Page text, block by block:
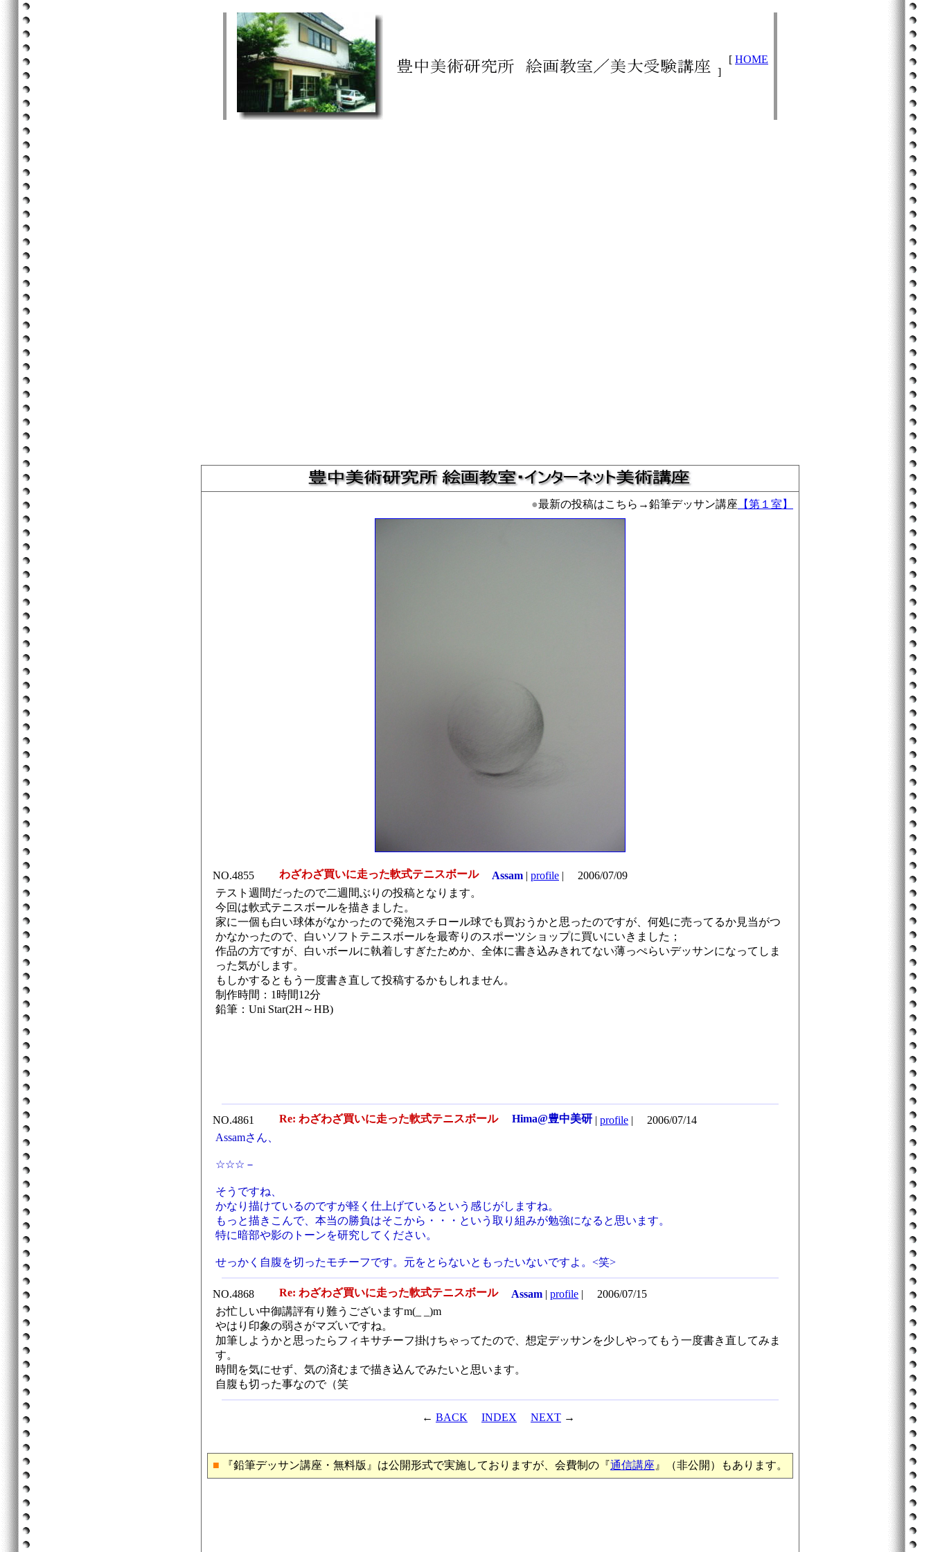
[ HOME
]
●最新の投稿はこちら→鉛筆デッサン講座 【第１室】
NO.4855 わざわざ買いに走った軟式テニスボール Assam | profile |
2006/07/09
テスト週間だったので二週間ぶりの投稿となります。
今回は軟式テニスボールを描きました。
家に一個も白い球体がなかったので発泡スチロール球でも買おうかと思ったのですが、何処に売ってるか見当がつ
かなかったので、白いソフトテニスボールを最寄りのスポーツショップに買いにいきました；
作品の方ですが、白いボールに執着しすぎたためか、全体に書き込みきれてない薄っぺらいデッサンになってしま
った気がします。
もしかするともう一度書き直して投稿するかもしれません。
制作時間：1時間12分
鉛筆：Uni Star(2H～HB)
NO.4861 Re: わざわざ買いに走った軟式テニスボール Hima@豊中美研 | profile |
2006/07/14
Assamさん、
☆☆☆－
そうですね、
かなり描けているのですが軽く仕上げているという感じがしますね。
もっと描きこんで、本当の勝負はそこから・・・という取り組みが勉強になると思います。
特に暗部や影のトーンを研究してください。
せっかく自腹を切ったモチーフです。元をとらないともったいないですよ。<笑>
NO.4868 Re: わざわざ買いに走った軟式テニスボール Assam | profile |
2006/07/15
お忙しい中御講評有り難うございますm(_ _)m
やはり印象の弱さがマズいですね。
加筆しようかと思ったらフィキサチーフ掛けちゃってたので、想定デッサンを少しやってもう一度書き直してみま
す。
時間を気にせず、気の済むまで描き込んでみたいと思います。
自腹も切った事なので（笑
← BACK INDEX NEXT →
■ 『鉛筆デッサン講座・無料版』は公開形式で実施しておりますが、会費制の『通信講座 』（非公開）もあります。